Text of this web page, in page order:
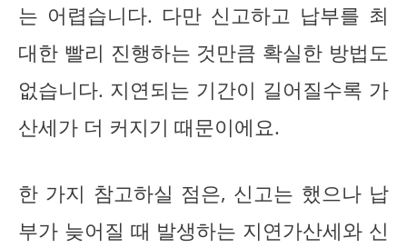
는 어렵습니다. 다만 신고하고 납부를 최
대한 빨리 진행하는 것만큼 확실한 방법도
없습니다. 지연되는 기간이 길어질수록 가
산세가 더 커지기 때문이에요.
한 가지 참고하실 점은, 신고는 했으나 납
부가 늦어질 때 발생하는 지연가산세와 신